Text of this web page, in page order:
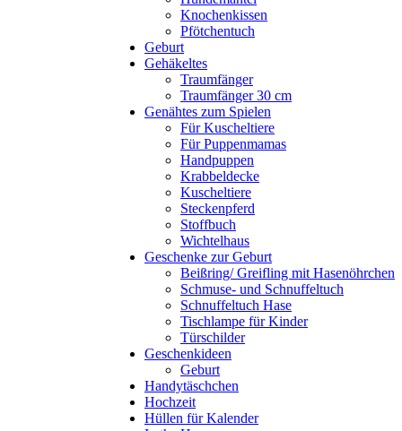
Knochenkissen
Pfötchentuch
Geburt
Gehäkeltes
Traumfänger
Traumfänger 30 cm
Genähtes zum Spielen
Für Kuscheltiere
Für Puppenmamas
Handpuppen
Krabbeldecke
Kuscheltiere
Steckenpferd
Stoffbuch
Wichtelhaus
Geschenke zur Geburt
Beißring/ Greifling mit Hasenöhrchen
Schmuse- und Schnuffeltuch
Schnuffeltuch Hase
Tischlampe für Kinder
Türschilder
Geschenkideen
Geburt
Handytäschchen
Hochzeit
Hüllen für Kalender